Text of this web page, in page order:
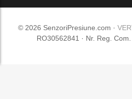
© 2026 SenzoriPresiune.com ·
RO30562841 · Nr. Reg.